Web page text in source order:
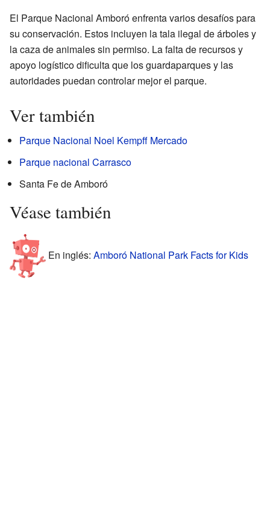
El Parque Nacional Amboró enfrenta varios desafíos para
su conservación. Estos incluyen la tala ilegal de árboles y
la caza de animales sin permiso. La falta de recursos y
apoyo logístico dificulta que los guardaparques y las
autoridades puedan controlar mejor el parque.
Ver también
Parque Nacional Noel Kempff Mercado
Parque nacional Carrasco
Santa Fe de Amboró
Véase también
En inglés: Amboró National Park Facts for Kids